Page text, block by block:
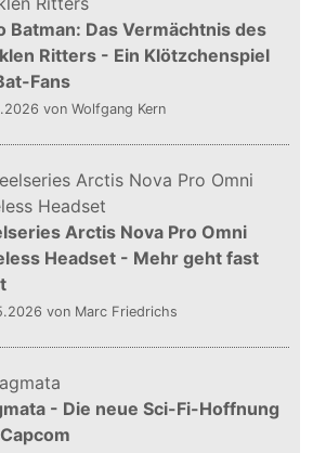
Batman: Das Vermächtnis des
Ritters - Ein Klötzchenspiel
Fans
von Wolfgang Kern
Arctis Nova Pro Omni
Headset - Mehr geht fast
von Marc Friedrichs
- Die neue Sci-Fi-Hoffnung